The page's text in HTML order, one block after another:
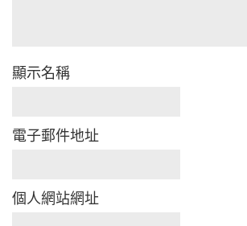
顯示名稱
電子郵件地址
個人網站網址